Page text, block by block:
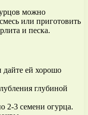
можно
или приготовить
и песка.
дайте ей хорошо
глубиной
2-3 семени огурца.